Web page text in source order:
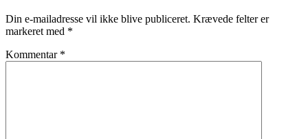
Din e-mailadresse vil ikke blive publiceret. Krævede felter er
markeret med *
Kommentar *